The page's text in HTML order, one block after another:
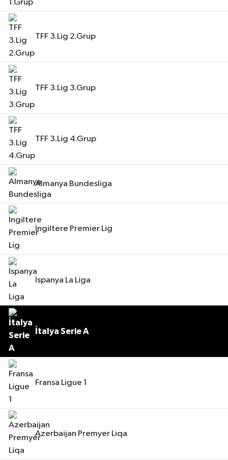
TFF 3.Lig 2.Grup
TFF 3.Lig 3.Grup
TFF 3.Lig 4.Grup
Almanya Bundesliga
İngiltere Premier Lig
İspanya La Liga
İtalya Serie A
Fransa Ligue 1
Azerbaijan Premyer Liqa